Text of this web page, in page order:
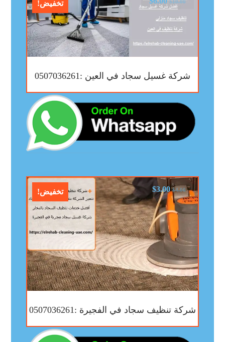
تخفيض!
شركة غسيل سجاد في العين :0507036261
$10.00
تخفيض!
شركة تنظيف سجاد في الفجيرة :0507036261
$4.00
$3.00